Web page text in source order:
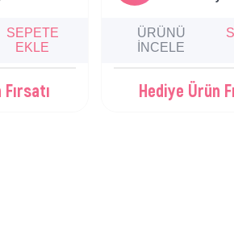
SEPETE
EKLE
Hediye Ürün
ÜRÜNÜ
İNCELE